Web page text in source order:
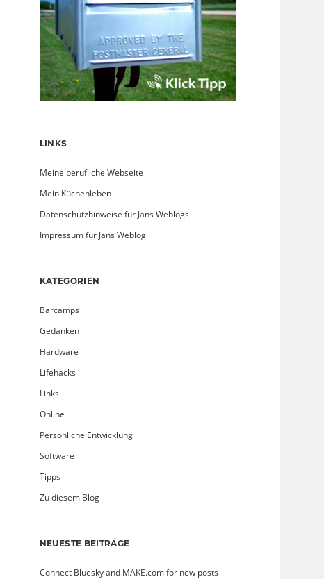
LINKS
Meine berufliche Webseite
Mein Küchenleben
Datenschutzhinweise für Jans Weblogs
Impressum für Jans Weblog
KATEGORIEN
Barcamps
Gedanken
Hardware
Lifehacks
Links
Online
Persönliche Entwicklung
Software
Tipps
Zu diesem Blog
NEUESTE BEITRÄGE
Connect Bluesky and MAKE.com for new posts